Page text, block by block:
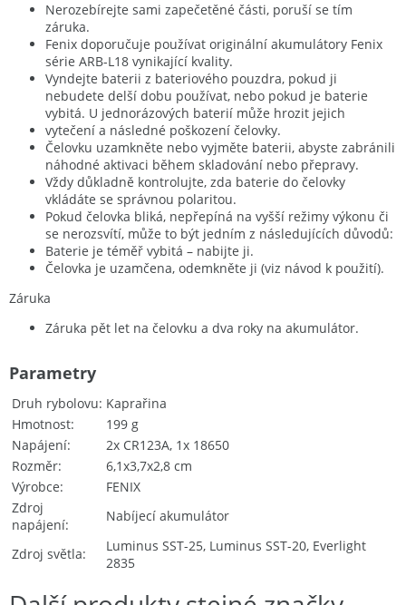
Nerozebírejte sami zapečetěné části, poruší se tím
záruka.
Fenix doporučuje používat originální akumulátory Fenix
série ARB-L18 vynikající kvality.
Vyndejte baterii z bateriového pouzdra, pokud ji
nebudete delší dobu používat, nebo pokud je baterie
vybitá. U jednorázových baterií může hrozit jejich
vytečení a následné poškození čelovky.
Čelovku uzamkněte nebo vyjměte baterii, abyste zabránili
náhodné aktivaci během skladování nebo přepravy.
Vždy důkladně kontrolujte, zda baterie do čelovky
vkládáte se správnou polaritou.
Pokud čelovka bliká, nepřepíná na vyšší režimy výkonu či
se nerozsvítí, může to být jedním z následujících důvodů:
Baterie je téměř vybitá – nabijte ji.
Čelovka je uzamčena, odemkněte ji (viz návod k použití).
Záruka
Záruka pět let na čelovku a dva roky na akumulátor.
Druh rybolovu Kaprařina
Hmotnost
199 g
Napájení
2x CR123A, 1x 18650
Rozměr
6,1x3,7x2,8 cm
Výrobce
FENIX
Zdroj
napájení
Nabíjecí akumulátor
Zdroj světla
Luminus SST-25, Luminus SST-20, Everlight
2835
Parametry